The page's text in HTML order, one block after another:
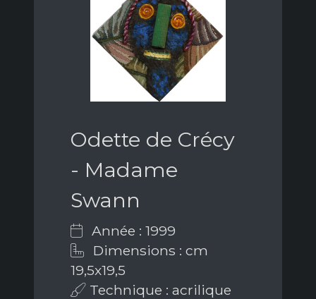
Odette de Crécy
- Madame
Swann
Année : 1999
Dimensions : cm
19,5x19,5
Technique : acrilique